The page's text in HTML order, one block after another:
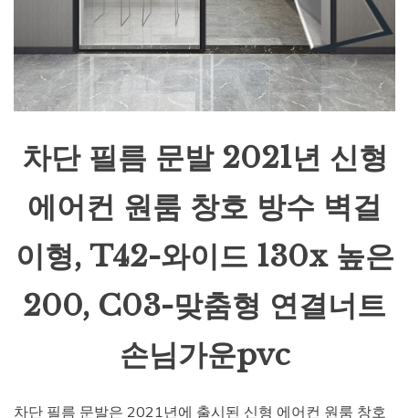
차단 필름 문발 2021년 신형
에어컨 원룸 창호 방수 벽걸
이형, T42-와이드 130x 높은
200, C03-맞춤형 연결너트
손님가운pvc
차단 필름 문발은 2021년에 출시된 신형 에어컨 원룸 창호